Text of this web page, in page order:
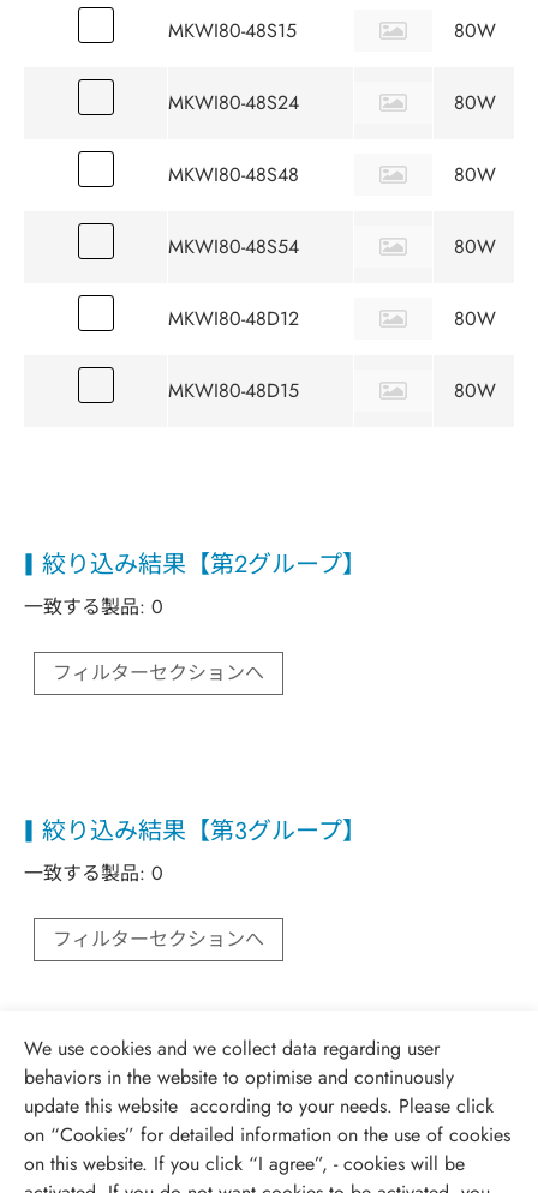
MKWI80-48S15 80W
MKWI80-48S24 80W
MKWI80-48S48 80W
MKWI80-48S54 80W
MKWI80-48D12 80W
MKWI80-48D15 80W
絞り込み結果【第2グループ】
一致する製品: 0
フィルターセクションへ
絞り込み結果【第3グループ】
一致する製品: 0
フィルターセクションへ
We use cookies and we collect data regarding user
behaviors in the website to optimise and continuously
update this website according to your needs. Please click
on “Cookies” for detailed information on the use of cookies
on this website. If you click “I agree”, - cookies will be